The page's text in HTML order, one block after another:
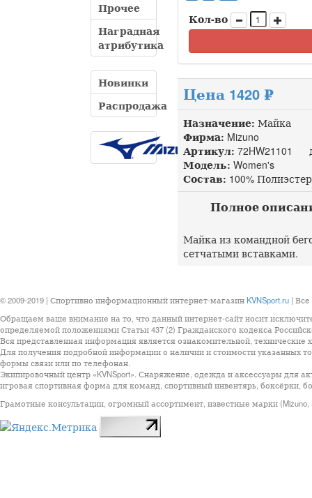
Прочее
Наградная
атрибутика
Новинки
Распродажа
Кол-во
Цена 1420 ₽
Назначение: Майка
Фирма: Mizuno
Артикул: 72HW21101
Модель: Women's
Состав: 100% Полиэстер
Полное
Майка из командной
сетчатыми вставками.
© 2009-2019 | Спортивно информационный интернет-магазин KVNSport.ru |
Обращаем ваше внимание на то, что данный интернет-сайт носит
определяемой положениями Статьи 437 (2) Гражданского кодекса
Вся представленная информация является ознакомительной, технические
Для получения подробной информации о наличии и стоимости указанных
формы связи или по телефонан.
Экипировочный центр «KVNSport». Снаряжение, одежда и аксессуары для
игровая спортивная форма для команд, спортивный инвентярь, боксёрки,
Грамотные консультации, огромный ассортимент, известные марки (Mizuno,